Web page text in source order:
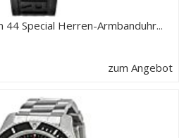
44 Special Herren-Armbanduhr...
zum Angebot